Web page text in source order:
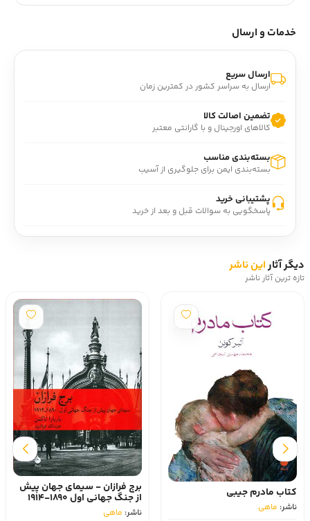
خدمات و ارسال
ارسال سریع
ارسال به سراسر کشور در کمترین زمان
تضمین اصالت کالا
کالاهای اورجینال و با گارانتی معتبر
بسته‌بندی مناسب
بسته‌بندی ایمن برای جلوگیری از آسیب
پشتیبانی خرید
پاسخگویی به سوالات قبل و بعد از خرید
دیگر آثاراین ناشر
تازه ترین آثار ناشر
کتاب مادرم جیبی
ناشر: ماهی
برج فرازان - سیمای جهان پیش
از جنگ جهانی اول 1890-1914
ناشر: ماهی